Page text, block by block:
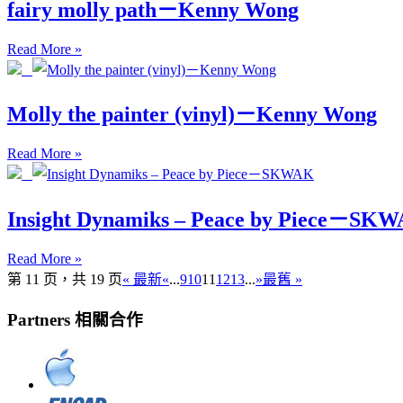
fairy molly path－Kenny Wong
Read More »
Molly the painter (vinyl)－Kenny Wong
Read More »
Insight Dynamiks – Peace by Piece－
Read More »
第 11 页，共 19 页« 最新«...91011 1213...»最舊 »
Partners 相關合作